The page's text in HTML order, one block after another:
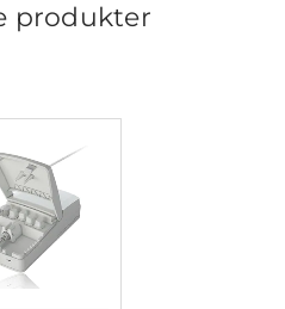
produkter